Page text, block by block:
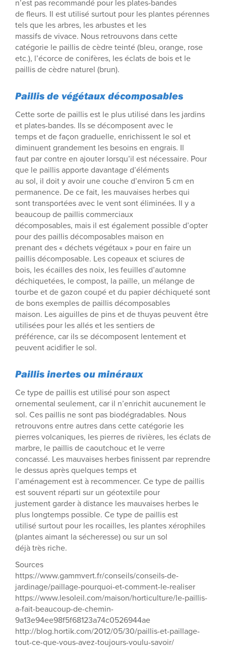
n’est pas recommandé pour les plates-bandes
de fleurs. Il est utilisé surtout pour les plantes pérennes
tels que les arbres, les arbustes et les
massifs de vivace. Nous retrouvons dans cette
catégorie le paillis de cèdre teinté (bleu, orange, rose
etc.), l’écorce de conifères, les éclats de bois et le
paillis de cèdre naturel (brun).
Paillis de végétaux décomposables
Cette sorte de paillis est le plus utilisé dans les jardins
et plates-bandes. Ils se décomposent avec le
temps et de façon graduelle, enrichissent le sol et
diminuent grandement les besoins en engrais. Il
faut par contre en ajouter lorsqu’il est nécessaire. Pour
que le paillis apporte davantage d’éléments
au sol, il doit y avoir une couche d’environ 5 cm en
permanence. De ce fait, les mauvaises herbes qui
sont transportées avec le vent sont éliminées. Il y a
beaucoup de paillis commerciaux
décomposables, mais il est également possible d’opter
pour des paillis décomposables maison en
prenant des « déchets végétaux » pour en faire un
paillis décomposable. Les copeaux et sciures de
bois, les écailles des noix, les feuilles d’automne
déchiquetées, le compost, la paille, un mélange de
tourbe et de gazon coupé et du papier déchiqueté sont
de bons exemples de paillis décomposables
maison. Les aiguilles de pins et de thuyas peuvent être
utilisées pour les allés et les sentiers de
préférence, car ils se décomposent lentement et
peuvent acidifier le sol.
Paillis inertes ou minéraux
Ce type de paillis est utilisé pour son aspect
ornemental seulement, car il n’enrichit aucunement le
sol. Ces paillis ne sont pas biodégradables. Nous
retrouvons entre autres dans cette catégorie les
pierres volcaniques, les pierres de rivières, les éclats de
marbre, le paillis de caoutchouc et le verre
concassé. Les mauvaises herbes finissent par reprendre
le dessus après quelques temps et
l’aménagement est à recommencer. Ce type de paillis
est souvent réparti sur un géotextile pour
justement garder à distance les mauvaises herbes le
plus longtemps possible. Ce type de paillis est
utilisé surtout pour les rocailles, les plantes xérophiles
(plantes aimant la sécheresse) ou sur un sol
déjà très riche.
Sources
https://www.gammvert.fr/conseils/conseils-de-
jardinage/paillage-pourquoi-et-comment-le-realiser
https://www.lesoleil.com/maison/horticulture/le-paillis-
a-fait-beaucoup-de-chemin-
9a13e94ee98f5f68123a74c0526944ae
http://blog.hortik.com/2012/05/30/paillis-et-paillage-
tout-ce-que-vous-avez-toujours-voulu-savoir/